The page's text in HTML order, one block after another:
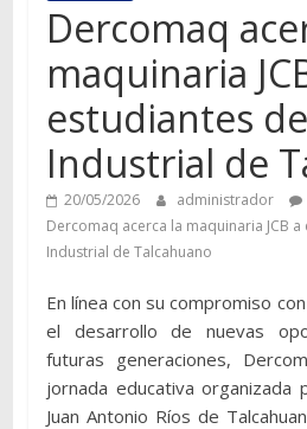
Dercomaq
maquinaria
estudiantes
Industrial de
20/05/2026 administrador
Dercomaq acerca la maquinaria JCB
Industrial de Talcahuano
En línea con su compromiso
el desarrollo de nuevas
futuras generaciones,
jornada educativa organizada
Juan Antonio Ríos de